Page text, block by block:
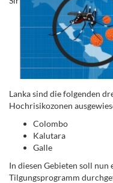
Lanka sind die folgenden
Hochrisikozonen
Colombo
Kalutara
Galle
In diesen Gebieten soll nun
Tilgungsprogramm